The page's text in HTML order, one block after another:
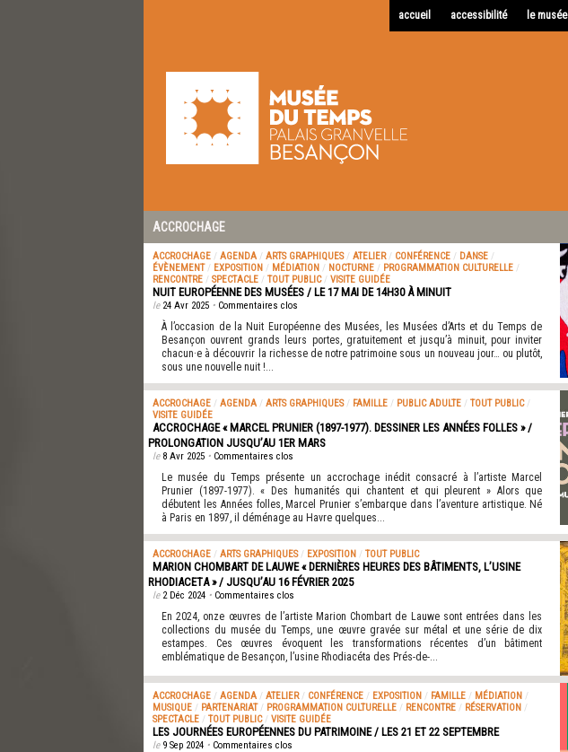
accueil accessibilité le musée
ACCROCHAGE
ACCROCHAGE / AGENDA / ARTS GRAPHIQUES/ ATELIER/ CONFÉRENCE / DANSE /
ÉVÈNEMENT/ EXPOSITION / MÉDIATION / NOCTURNE / PROGRAMMATION CULTURELLE /
RENCONTRE / SPECTACLE / TOUT PUBLIC/ VISITE GUIDÉE
NUIT EUROPÉENNE DES MUSÉES / LE 17 MAI DE 14H30 À MINUIT
le 24 Avr 2025 • Commentaires clos
À l’occasion de la Nuit Européenne des Musées, les Musées d’Arts et du Temps de
Besançon ouvrent grands leurs portes, gratuitement et jusqu’à minuit, pour inviter
chacun·e à découvrir la richesse de notre patrimoine sous un nouveau jour… ou plutôt,
sous une nouvelle nuit !...
ACCROCHAGE / AGENDA / ARTS GRAPHIQUES/ FAMILLE / PUBLIC ADULTE / TOUT PUBLIC/
VISITE GUIDÉE
ACCROCHAGE « MARCEL PRUNIER (1897-1977). DESSINER LES ANNÉES FOLLES » /
PROLONGATION JUSQU’AU 1ER MARS
le 8 Avr 2025 • Commentaires clos
Le musée du Temps présente un accrochage inédit consacré à l’artiste Marcel
Prunier (1897-1977). « Des humanités qui chantent et qui pleurent » Alors que
débutent les Années folles, Marcel Prunier s’embarque dans l’aventure artistique. Né
à Paris en 1897, il déménage au Havre quelques...
ACCROCHAGE / ARTS GRAPHIQUES/ EXPOSITION / TOUT PUBLIC
MARION CHOMBART DE LAUWE « DERNIÈRES HEURES DES BÂTIMENTS, L’USINE
RHODIACETA » / JUSQU’AU 16 FÉVRIER 2025
le 2 Déc 2024 • Commentaires clos
En 2024, onze œuvres de l’artiste Marion Chombart de Lauwe sont entrées dans les
collections du musée du Temps, une œuvre gravée sur métal et une série de dix
estampes. Ces œuvres évoquent les transformations récentes d’un bâtiment
emblématique de Besançon, l’usine Rhodiacéta des Prés-de-...
ACCROCHAGE / AGENDA / ATELIER/ CONFÉRENCE / EXPOSITION / FAMILLE / MÉDIATION /
MUSIQUE / PARTENARIAT/ PROGRAMMATION CULTURELLE / RENCONTRE / RÉSERVATION /
SPECTACLE / TOUT PUBLIC/ VISITE GUIDÉE
LES JOURNÉES EUROPÉENNES DU PATRIMOINE / LES 21 ET 22 SEPTEMBRE
le 9 Sep 2024 • Commentaires clos